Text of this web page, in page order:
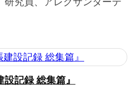
設記録 総集篇』